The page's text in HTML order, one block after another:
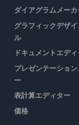
ダイアグラムメー
グラフィックデザ
ル
ドキュメントエデ
プレゼンテーショ
ー
表計算エディター
価格